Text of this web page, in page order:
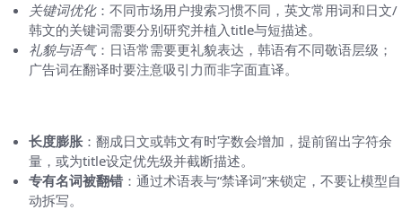
关键词优化：不同市场用户搜索习惯不同，英文常用词和日文/
韩文的关键词需要分别研究并植入title与短描述。
礼貌与语气：日语常需要更礼貌表达，韩语有不同敬语层级；
广告词在翻译时要注意吸引力而非字面直译。
长度膨胀：翻成日文或韩文有时字数会增加，提前留出字符余
量，或为title设定优先级并截断描述。
专有名词被翻错：通过术语表与“禁译词”来锁定，不要让模型自
动拆写。